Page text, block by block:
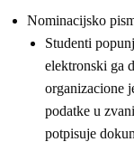
Nominacijsko
Studenti
elektronski ga
organizacione
podatke u
potpisuje